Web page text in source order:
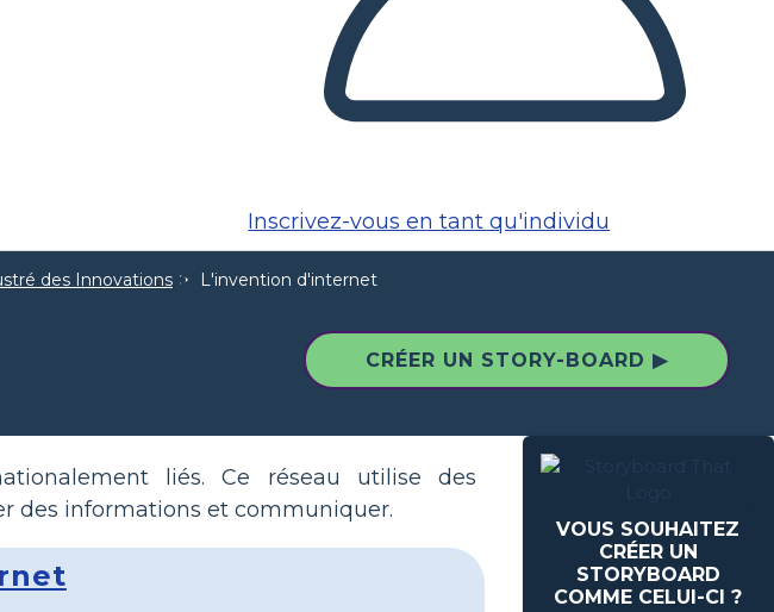
Inscrivez-vous en tant qu'individu
des Innovations L'invention d'internet
CRÉER UN STORY-BOARD ▶
VOUS SOUHAITEZ
CRÉER UN
STORYBOARD
COMME CELUI-CI ?
liés. Ce réseau utilise des
des informations et communiquer.